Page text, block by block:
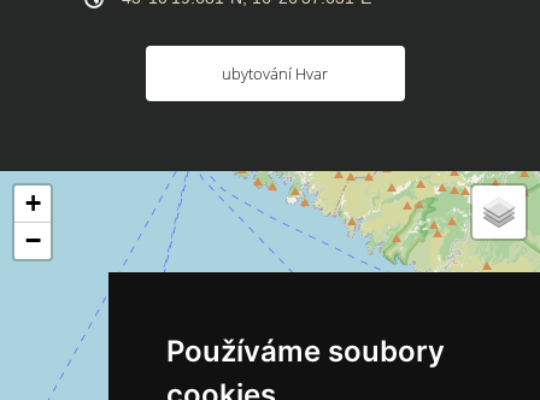
Používáme soubory
ubytování Hvar
+
−